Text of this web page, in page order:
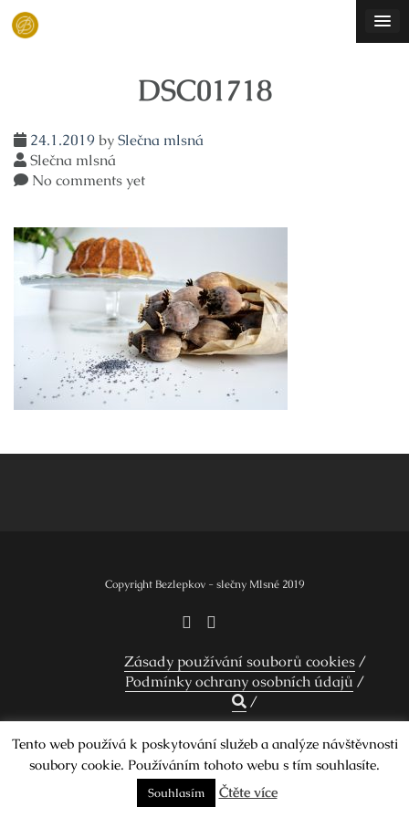
Skip
DSC01718
24.1.2019bySlečna mlsná
Slečna mlsná
No comments yet
Copyright Bezlepkov - slečny Mlsné 2019
Zásady používání souborů cookies
Podmínky ochrany osobních údajů
Design by Smartcat
Tento web používá k poskytování služeb a analýze návštěvnosti
soubory cookie. Používáním tohoto webu s tím souhlasíte.
Souhlasím Čtěte více